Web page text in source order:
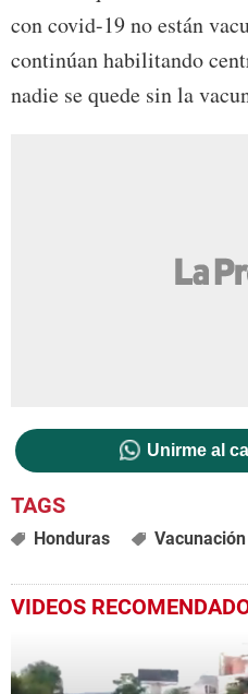
con covid-19 no están
continúan habilitando
nadie se quede sin la
Unirme al
Honduras Vacunación
VIDEOS